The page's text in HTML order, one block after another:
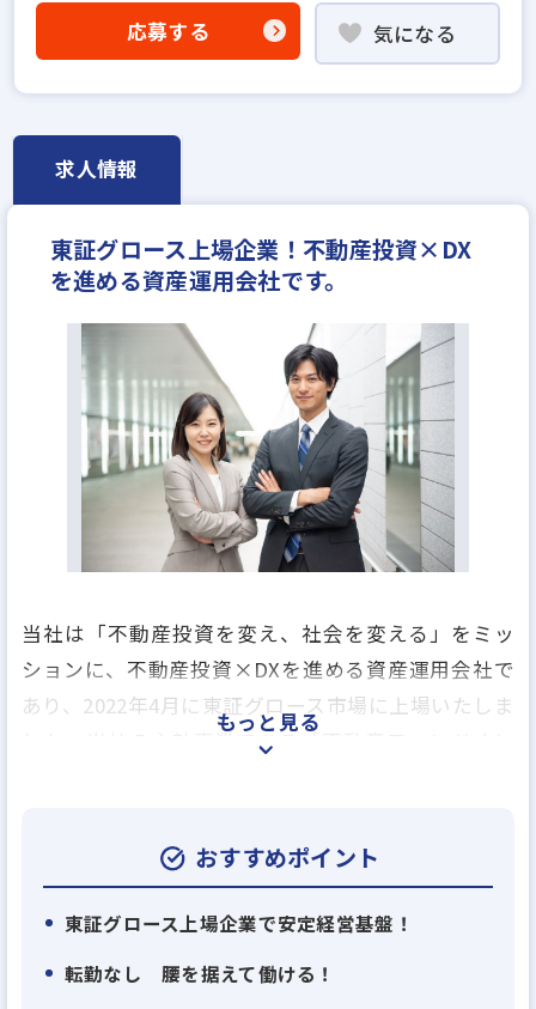
固定給35万円以上
上場企業
英語・中国語を活かせる
宅建取引士歓迎
年間休日120日以上
不動産ITベンチャー
年収600万円
応募する 気になる
求人情報
東証グロース上場企業！不動産投資×DX
を進める資産運用会社です。
当社は「不動産投資を変え、社会を変える」をミッ
ションに、不動産投資×DXを進める資産運用会社で
あり、2022年4月に東証グロース市場に上場いたしま
した。当社の主軸事業である「不動産ファンドオン
ス開始後5年半で累計調達額は500億円を突破してい
ます。これまでプロ投資家が中心であった不動産投
資マーケットを個人投資家に開放し、個人投資家を
います。不動産クラウドファンディング市場は2020
もっと見る
おすすめポイント
東証グロース上場企業で安定経営基盤！
転勤なし 腰を据えて働ける！